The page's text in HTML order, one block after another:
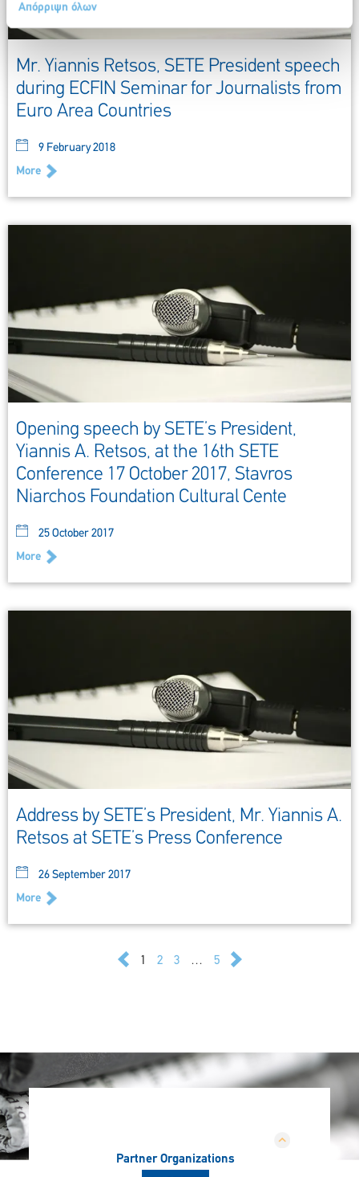
Απόρριψη όλων
Mr. Yiannis Retsos, SETE President speech
during ECFIN Seminar for Journalists from
Euro Area Countries
9 February 2018
More
Opening speech by SETE’s President,
Yiannis A. Retsos, at the 16th SETE
Conference 17 October 2017, Stavros
Niarchos Foundation Cultural Cente
25 October 2017
More
Address by SETE’s President, Mr. Yiannis A.
Retsos at SETE’s Press Conference
26 September 2017
More
1 2 3 … 5
Partner Organizations